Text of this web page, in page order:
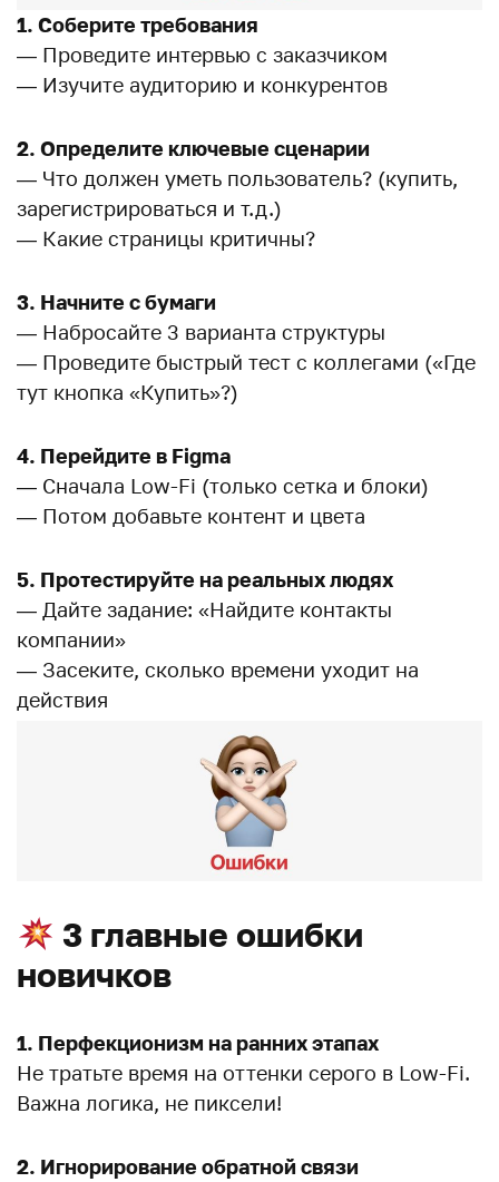
1. Соберите требования
— Проведите интервью с заказчиком
— Изучите аудиторию и конкурентов
2. Определите ключевые сценарии
— Что должен уметь пользователь? (купить,
зарегистрироваться и т.д.)
— Какие страницы критичны?
3. Начните с бумаги
— Набросайте 3 варианта структуры
— Проведите быстрый тест с коллегами («Где
тут кнопка «Купить»?)
4. Перейдите в Figma
— Сначала Low-Fi (только сетка и блоки)
— Потом добавьте контент и цвета
5. Протестируйте на реальных людях
— Дайте задание: «Найдите контакты
компании»
— Засеките, сколько времени уходит на
действия
3 главные ошибки
новичков
1. Перфекционизм на ранних этапах
Не тратьте время на оттенки серого в Low-Fi.
Важна логика, не пиксели!
2. Игнорирование обратной связи